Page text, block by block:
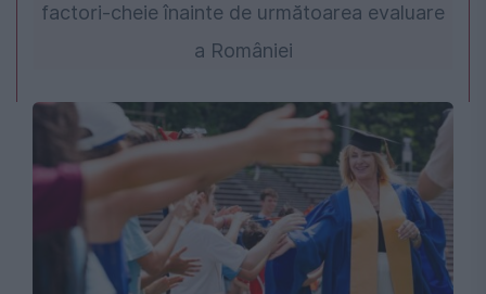
factori-cheie înainte de următoarea evaluare
a României